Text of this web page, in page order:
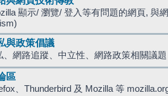
顯示/ 瀏覽/ 登入等有問題的網頁, 與
與政策倡議
、網路追蹤、中立性、網路政策相關議題
區
、Thunderbird 及 Mozilla 等